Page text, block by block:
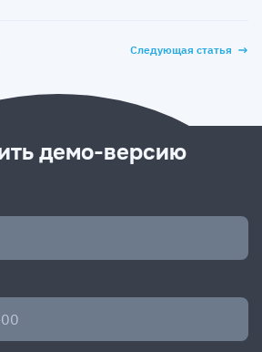
Следующая статья
демо-версию